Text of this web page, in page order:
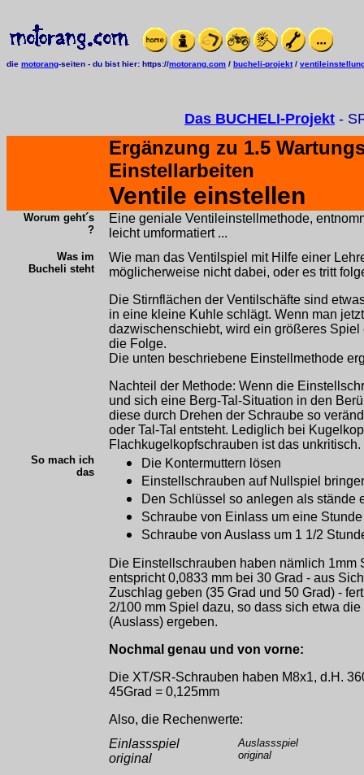
die motorang-seiten - du bist hier: https://motorang.com / bucheli-projekt/
Das BUCHELI-Projekt -
Ergänzung zu 1.5
Einstellarbeiten
Ventile einstellen
Worum geht´s
?
Eine geniale Ventileinstellmethode,
leicht umformatiert ...
Was im
Bucheli steht
Wie man das Ventilspiel mit Hilfe einer
möglicherweise nicht dabei, oder es tritt
Die Stirnflächen der Ventilschäfte sind
in eine kleine Kuhle schlägt. Wenn man
dazwischenschiebt, wird ein größeres
die Folge.
Die unten beschriebene Einstellmethode
Nachteil der Methode: Wenn die
und sich eine Berg-Tal-Situation in den
diese durch Drehen der Schraube so
oder Tal-Tal entsteht. Lediglich bei
Flachkugelkopfschrauben ist das unkritisch.
So mach ich
das
Die Kontermuttern lösen
Einstellschrauben auf Nullspiel
Den Schlüssel so anlegen als stände
Schraube von Einlass um eine
Schraube von Auslass um 1 1/2
Die Einstellschrauben haben nämlich 1mm
entspricht 0,0833 mm bei 30 Grad - aus
Zuschlag geben (35 Grad und 50 Grad) -
2/100 mm Spiel dazu, so dass sich etwa
(Auslass) ergeben.
Nochmal genau und von vorne:
Die XT/SR-Schrauben haben M8x1, d.H.
45Grad = 0,125mm
Also, die Rechenwerte:
Einlassspiel
original
Auslassspiel
original